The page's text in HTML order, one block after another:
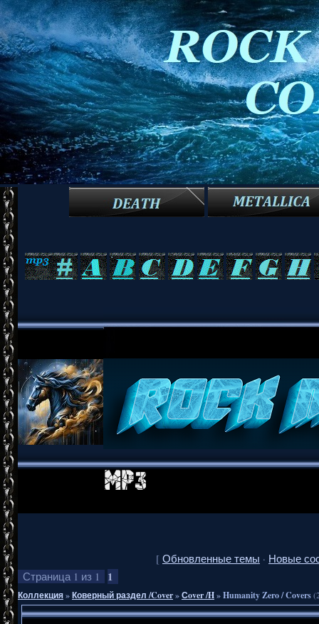
[ Обновленные темы · Новые
Страница 1 из 1 1
Коллекция»Коверный раздел /Cover»Сover /H»Humanity Zero / Covers